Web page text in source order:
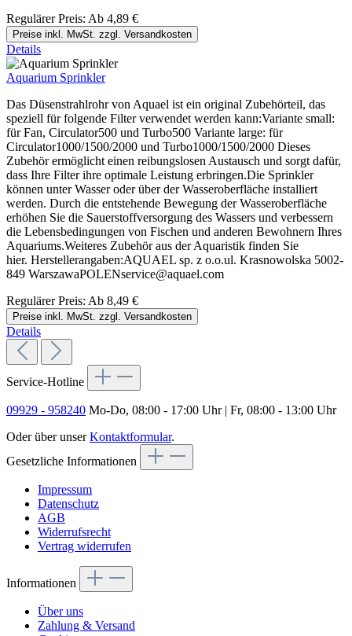
Regulärer Preis: Ab 4,89 €
Preise inkl. MwSt. zzgl. Versandkosten
Details
Aquarium Sprinkler
Das Düsenstrahlrohr von Aquael ist ein original Zubehörteil, das
speziell für folgende Filter verwendet werden kann:Variante small:
für Fan, Circulator500 und Turbo500 Variante large: für
Circulator1000/1500/2000 und Turbo1000/1500/2000 Dieses
Zubehör ermöglicht einen reibungslosen Austausch und sorgt dafür,
dass Ihre Filter ihre optimale Leistung erbringen.Die Sprinkler
können unter Wasser oder über der Wasseroberfläche installiert
werden. Durch die entstehende Bewegung der Wasseroberfläche
erhöhen Sie die Sauerstoffversorgung des Wassers und verbessern
die Lebensbedingungen von Fischen und anderen Bewohnern Ihres
Aquariums.Weiteres Zubehör aus der Aquaristik finden Sie
hier. Herstellerangaben:AQUAEL sp. z o.o.ul. Krasnowolska 5002-
849 WarszawaPOLENservice@aquael.com
Regulärer Preis: Ab 8,49 €
Preise inkl. MwSt. zzgl. Versandkosten
Details
Service-Hotline
09929 - 958240 Mo-Do, 08:00 - 17:00 Uhr | Fr, 08:00 - 13:00 Uhr
Oder über unserKontaktformular.
Gesetzliche Informationen
Impressum
Datenschutz
AGB
Widerrufsrecht
Vertrag widerrufen
Informationen
Über uns
Zahlung & Versand